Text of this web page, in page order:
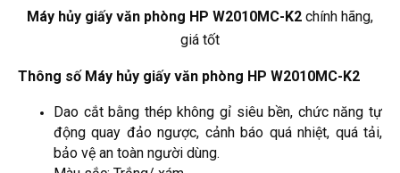
Máy hủy giấy văn phòng HP W2010MC-K2 chính hãng,
giá tốt
Thông số Máy hủy giấy văn phòng HP W2010MC-K2
Dao cắt bằng thép không gỉ siêu bền, chức năng tự
động quay đảo ngược, cảnh báo quá nhiệt, quá tải,
bảo vệ an toàn người dùng.